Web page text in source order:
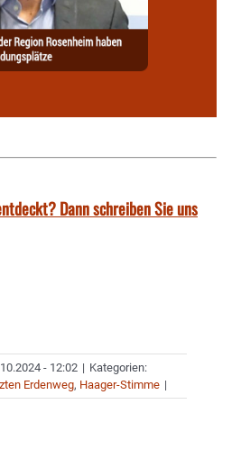
Dann schreiben Sie uns
- 12:02 | Kategorien:
Erdenweg, Haager-Stimme |